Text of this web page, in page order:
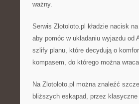
ważny.
Serwis Zlotoloto.pl kładzie nacisk
aby pomóc w układaniu wyjazdu
szlify planu, które decydują o
kompasem, do którego można
Na Zlotoloto.pl można znaleźć
bliższych eskapad, przez